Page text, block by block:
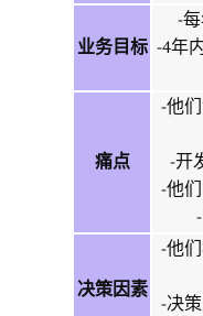
业务目标
-
-4年
痛点
-他
-开
-他
决策因素
-他
-决